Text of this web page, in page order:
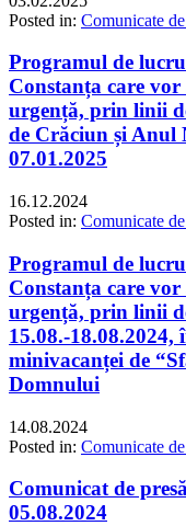
Posted in: Comunicate
Programul de
Constanța care vor
urgență, prin linii
de Crăciun și Anul
07.01.2025
16.12.2024
Posted in: Comunicate
Programul de
Constanța care vor
urgență, prin linii
15.08.-18.08.2024,
minivacanței de
Domnului
14.08.2024
Posted in: Comunicate
Comunicat de
05.08.2024